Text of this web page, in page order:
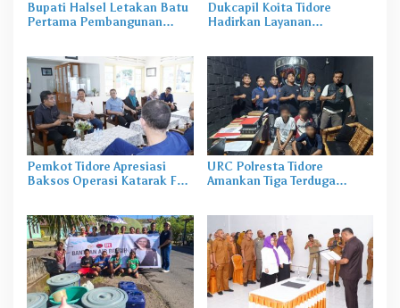
Bupati Halsel Letakan Batu
Pertama Pembangunan
Dukcapil Koita Tidore
Hadirkan Layanan
Pemkot Tidore Apresiasi
Baksos Operasi Katarak FK-
URC Polresta Tidore
Amankan Tiga Terduga